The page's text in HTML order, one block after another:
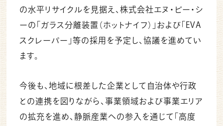
の水平リサイクルを見据え、株式会社エヌ・ピー・シ
ーの「ガラス分離装置（ホットナイフ）」および「EVA
スクレーパー」等の採用を予定し、協議を進めてい
ます。
今後も、地域に根差した企業として自治体や行政
との連携を図りながら、事業領域および事業エリア
の拡充を進め、静脈産業への参入を通じて「高度